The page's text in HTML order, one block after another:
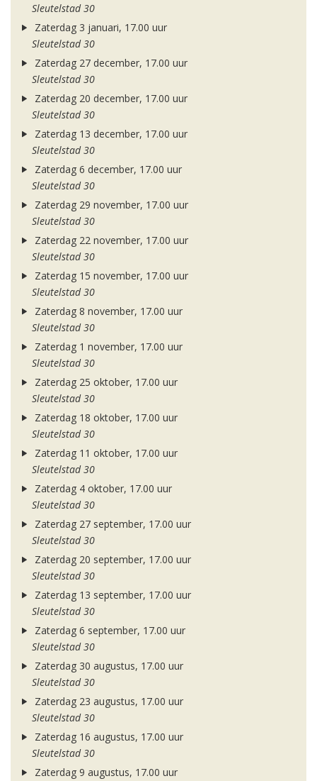
Sleutelstad 30
Zaterdag 3 januari, 17.00 uur
Sleutelstad 30
Zaterdag 27 december, 17.00 uur
Sleutelstad 30
Zaterdag 20 december, 17.00 uur
Sleutelstad 30
Zaterdag 13 december, 17.00 uur
Sleutelstad 30
Zaterdag 6 december, 17.00 uur
Sleutelstad 30
Zaterdag 29 november, 17.00 uur
Sleutelstad 30
Zaterdag 22 november, 17.00 uur
Sleutelstad 30
Zaterdag 15 november, 17.00 uur
Sleutelstad 30
Zaterdag 8 november, 17.00 uur
Sleutelstad 30
Zaterdag 1 november, 17.00 uur
Sleutelstad 30
Zaterdag 25 oktober, 17.00 uur
Sleutelstad 30
Zaterdag 18 oktober, 17.00 uur
Sleutelstad 30
Zaterdag 11 oktober, 17.00 uur
Sleutelstad 30
Zaterdag 4 oktober, 17.00 uur
Sleutelstad 30
Zaterdag 27 september, 17.00 uur
Sleutelstad 30
Zaterdag 20 september, 17.00 uur
Sleutelstad 30
Zaterdag 13 september, 17.00 uur
Sleutelstad 30
Zaterdag 6 september, 17.00 uur
Sleutelstad 30
Zaterdag 30 augustus, 17.00 uur
Sleutelstad 30
Zaterdag 23 augustus, 17.00 uur
Sleutelstad 30
Zaterdag 16 augustus, 17.00 uur
Sleutelstad 30
Zaterdag 9 augustus, 17.00 uur